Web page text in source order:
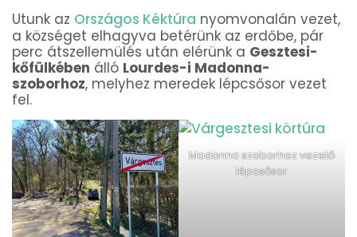
Utunk az Országos Kéktúra nyomvonalán vezet,
a községet elhagyva betérünk az erdőbe, pár
perc átszellemülés után elérünk a Gesztesi-
kőfülkében álló Lourdes-i Madonna-
szoborhoz, melyhez meredek lépcsősor vezet
fel.
Madonna szoborhoz vezető
lépcsősor